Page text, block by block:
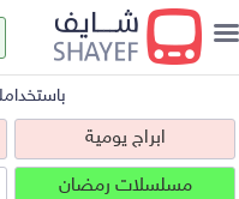
ابراج يومية
مسلسلات رمضان